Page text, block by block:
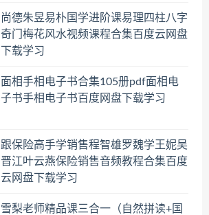
尚德朱昱易朴国学进阶课易理四柱八字
奇门梅花风水视频课程合集百度云网盘
下载学习
面相手相电子书合集105册pdf面相电
子书手相电子书百度网盘下载学习
跟保险高手学销售程智雄罗魏学王妮吴
晋江叶云燕保险销售音频教程合集百度
云网盘下载学习
雪梨老师精品课三合一（自然拼读+国